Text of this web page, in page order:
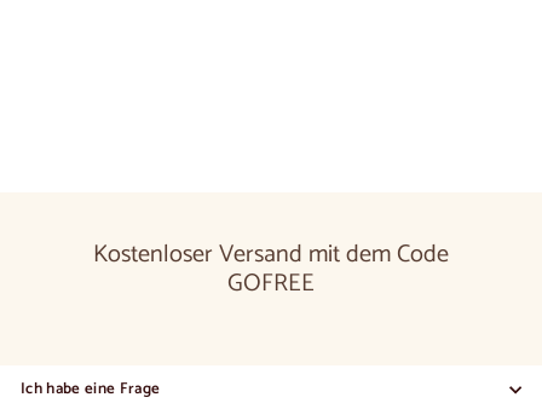
Kostenloser Versand mit dem Code
GOFREE
Ich habe eine Frage